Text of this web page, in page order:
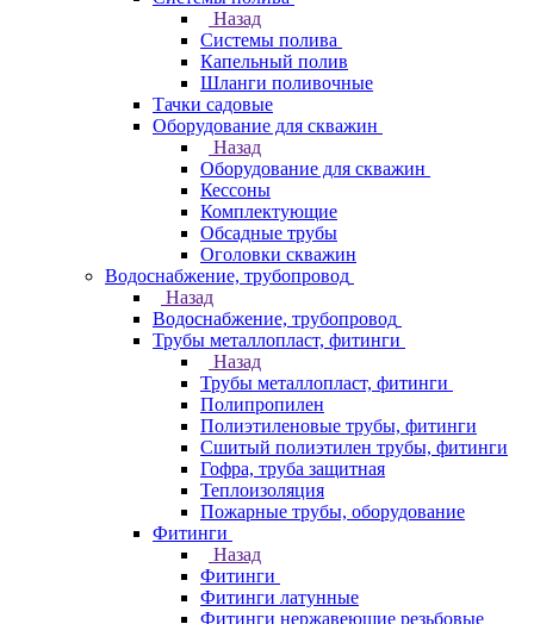
Назад
Системы полива
Капельный полив
Шланги поливочные
Тачки садовые
Оборудование для скважин
Назад
Оборудование для скважин
Кессоны
Комплектующие
Обсадные трубы
Оголовки скважин
Водоснабжение, трубопровод
Назад
Водоснабжение, трубопровод
Трубы металлопласт, фитинги
Назад
Трубы металлопласт, фитинги
Полипропилен
Полиэтиленовые трубы, фитинги
Сшитый полиэтилен трубы, фитинги
Гофра, труба защитная
Теплоизоляция
Пожарные трубы, оборудование
Фитинги
Назад
Фитинги
Фитинги латунные
Фитинги нержавеющие резьбовые